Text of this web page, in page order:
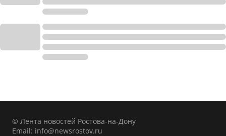
© Лента новостей Ростова-на-Дону
Email: info@newsrostov.ru